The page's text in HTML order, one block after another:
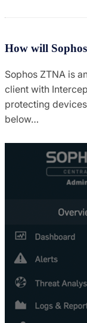
How will
Sophos ZTNA is
client with
protecting
below…